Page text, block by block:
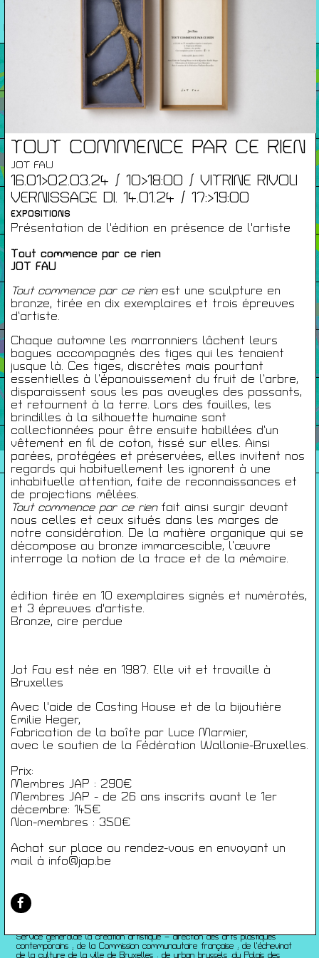
TOUT COMMENCE PAR CE RIEN
JOT FAU
16.01>02.03.24 / 10>18:00 / VITRINE RIVOLI
VERNISSAGE DI. 14.01.24 / 17:>19:00
EXPOSITIONS
Présentation de l'édition en présence de l'artiste
Tout commence par ce rien
JOT FAU
Tout commence par ce rienest une sculpture en
bronze, tirée en dix exemplaires et trois épreuves
d’artiste.
Chaque automne les marronniers lâchent leurs
bogues accompagnés des tiges qui les tenaient
jusque là. Ces tiges, discrètes mais pourtant
essentielles à l’épanouissement du fruit de l’arbre,
disparaissent sous les pas aveugles des passants,
et retournent à la terre. Lors des fouilles, les
brindilles à la silhouette humaine sont
collectionnées pour être ensuite habillées d’un
vêtement en fil de coton, tissé sur elles. Ainsi
parées, protégées et préservées, elles invitent nos
regards qui habituellement les ignorent à une
inhabituelle attention, faite de reconnaissances et
de projections mêlées.
Tout commence par ce rienfait ainsi surgir devant
nous celles et ceux situés dans les marges de
notre considération. De la matière organique qui se
décompose au bronze immarcescible, l’œuvre
interroge la notion de la trace et de la mémoire.
édition tirée en 10 exemplaires signés et numérotés,
et 3 épreuves d'artiste.
Bronze, cire perdue
Jot Fau est née en 1987. Elle vit et travaille à
Bruxelles
Avec l'aide de Casting House et de la bijoutière
Emilie Heger,
Fabrication de la boîte par Luce Marmier,
avec le soutien de la Fédération Wallonie-Bruxelles.
Prix:
Membres JAP : 290€
Membres JAP - de 26 ans inscrits avant le 1er
décembre: 145€
Non-membres : 350€
Achat sur place ou rendez-vous en envoyant un
mail à info@jap.be
Expositions
Éditions
Artists Print
Podcasts
À Propos
Infos Pratiques
Cartes De Membre
Saisons Précédentes
À propos
Infos pratiques
Carte de membres
Mentions légales
Politique de confidentialité
Conférences
Films
Rencontres
Architecture + Film
Expositions
Artists Print
Voyages
Activités scolaires
Saisons Précédentes
JEUNESSE & ARTS PLASTIQUES
PALAIS DES BEAUX-ARTS
T 02 507 82 25 —
WWW.JAP.BE
Service généralde la création artistique – direction des arts plastiques
contemporains ; de la Commission communautaire française ; de l’échevinat
de la culture de la ville de Bruxelles ; de urban brussels ;du Palais des